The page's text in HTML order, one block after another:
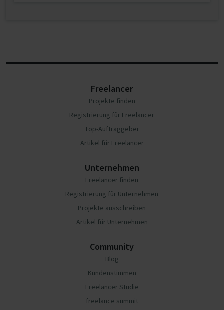
Freelancer
Projekte finden
Registrierung für Freelancer
Top-Auftraggeber
Artikel für Freelancer
Unternehmen
Freelancer finden
Registrierung für Unternehmen
Projekte ausschreiben
Artikel für Unternehmen
Community
Blog
Kundenstimmen
Freelancer Studie
freelance summit